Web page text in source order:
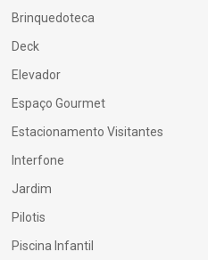
Brinquedoteca
Deck
Elevador
Espaço Gourmet
Estacionamento Visitantes
Interfone
Jardim
Pilotis
Piscina Infantil